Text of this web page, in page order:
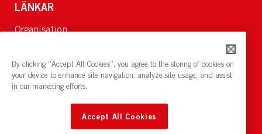
LÄNKAR
Organisation
Lediga jobb
Nyheter och pressrum
Restaurang och konferens: cirkelnstockholm.se
By clicking “Accept All Cookies”, you agree to the storing of cookies on
your device to enhance site navigation, analyze site usage, and assist
in our marketing efforts.
Accept All Cookies